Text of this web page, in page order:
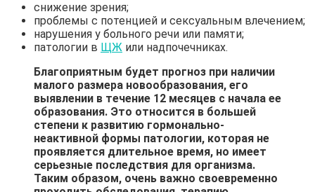
снижение зрения;
проблемы с потенцией и сексуальным влечением;
нарушения у больного речи или памяти;
патологии в ЩЖ или надпочечниках.
Благоприятным будет прогноз при наличии
малого размера новообразования, его
выявлении в течение 12 месяцев с начала ее
образования. Это относится в большей
степени к развитию гормонально-
неактивной формы патологии, которая не
проявляется длительное время, но имеет
серьезные последствия для организма.
Таким образом, очень важно своевременно